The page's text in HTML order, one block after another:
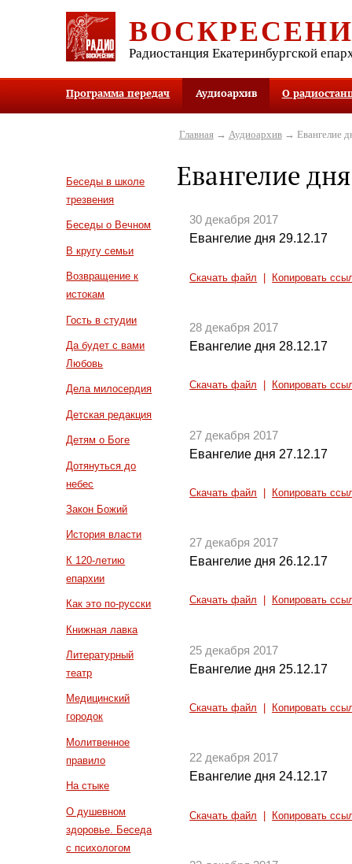
Радиостанция Екатеринбургской
Программа передач Аудиоархив О
Беседы в школе
трезвения
Беседы о Вечном
В кругу семьи
Возвращение к
истокам
Гость в студии
Да будет с вами
Любовь
Дела милосердия
Детская редакция
Детям о Боге
Дотянуться до
небес
Закон Божий
История власти
К 120-летию
епархии
Как это по-русски
Книжная лавка
Литературный
театр
Медицинский
городок
Молитвенное
правило
На стыке
О душевном
здоровье. Беседа
с психологом
Главная→ Аудиоархив→ Евангелие
Евангелие дня
30 декабря 2017
Евангелие дня 29.12.17
Скачать файл Копировать
28 декабря 2017
Евангелие дня 28.12.17
Скачать файл Копировать
27 декабря 2017
Евангелие дня 27.12.17
Скачать файл Копировать
27 декабря 2017
Евангелие дня 26.12.17
Скачать файл Копировать
25 декабря 2017
Евангелие дня 25.12.17
Скачать файл Копировать
22 декабря 2017
Евангелие дня 24.12.17
Скачать файл Копировать